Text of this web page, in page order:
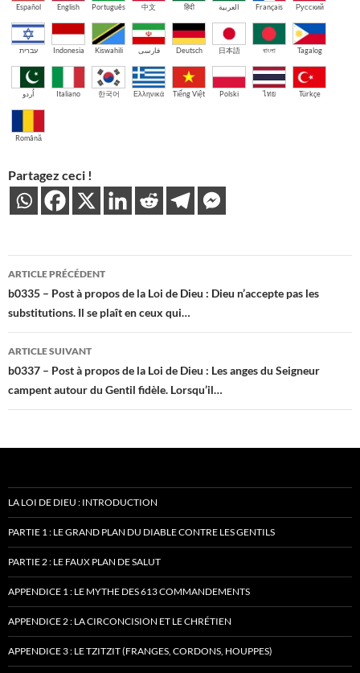
Español English Português 中文 हिंदी العربية Français Русский
עברית Indonesia Kiswahili فارسی Deutsch 日本語 বাংলা Tagalog
اُردو Italiano 한국어 Ελληνικά Tiếng Việt Polski ไทย Türkçe
Română
Partagez ceci !
Navigation
des
articles
ARTICLE PRÉCÉDENT
b0335 – Post à propos de la Loi de Dieu : Dieu n’accepte pas les
substitutions. Il se plaît en ceux qui…
ARTICLE SUIVANT
b0337 – Post à propos de la Loi de Dieu : Les anges du Seigneur
campent autour du Gentil fidèle. Lorsqu’il…
LA LOI DE DIEU : INTRODUCTION
PARTIE 1 : LE GRAND PLAN DU DIABLE CONTRE LES GENTILS
PARTIE 2 : LE FAUX PLAN DE SALUT
APPENDICE 1 : LE MYTHE DES 613 COMMANDEMENTS
APPENDICE 2 : LA CIRCONCISION ET LE CHRÉTIEN
APPENDICE 3 : LE TZITZIT (FRANGES, CORDONS, HOUPPES)